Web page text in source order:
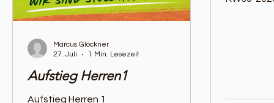
Aufstieg Herren1
Aufstieg Herren 1
Marcus Glöckner
27. Juli
1 Min. Lesezeit